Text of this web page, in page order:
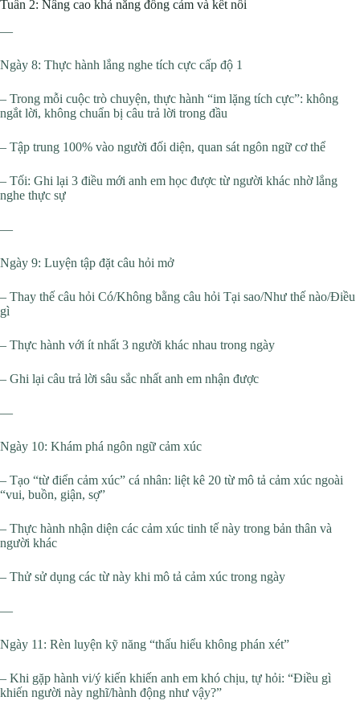
Tuần 2: Nâng cao khả năng đồng cảm và kết nối
—
Ngày 8: Thực hành lắng nghe tích cực cấp độ 1
– Trong mỗi cuộc trò chuyện, thực hành “im lặng tích cực”: không
ngắt lời, không chuẩn bị câu trả lời trong đầu
– Tập trung 100% vào người đối diện, quan sát ngôn ngữ cơ thể
– Tối: Ghi lại 3 điều mới anh em học được từ người khác nhờ lắng
nghe thực sự
—
Ngày 9: Luyện tập đặt câu hỏi mở
– Thay thế câu hỏi Có/Không bằng câu hỏi Tại sao/Như thế nào/Điều
gì
– Thực hành với ít nhất 3 người khác nhau trong ngày
– Ghi lại câu trả lời sâu sắc nhất anh em nhận được
—
Ngày 10: Khám phá ngôn ngữ cảm xúc
– Tạo “từ điển cảm xúc” cá nhân: liệt kê 20 từ mô tả cảm xúc ngoài
“vui, buồn, giận, sợ”
– Thực hành nhận diện các cảm xúc tinh tế này trong bản thân và
người khác
– Thử sử dụng các từ này khi mô tả cảm xúc trong ngày
—
Ngày 11: Rèn luyện kỹ năng “thấu hiểu không phán xét”
– Khi gặp hành vi/ý kiến khiến anh em khó chịu, tự hỏi: “Điều gì
khiến người này nghĩ/hành động như vậy?”